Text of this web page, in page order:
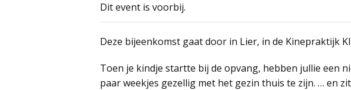
Dit event is voorbij.
Deze bijeenkomst gaat door in Lier, in de Kinepraktijk
Toen je kindje startte bij de opvang, hebben jullie een
paar weekjes gezellig met het gezin thuis te zijn. … en